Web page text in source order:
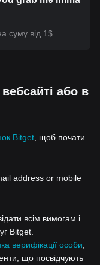
суму від 1$.
або в
Bitget , щоб почати
address or mobile
всім вимогам і
Bitget.
верифікації особи
що посвідчують